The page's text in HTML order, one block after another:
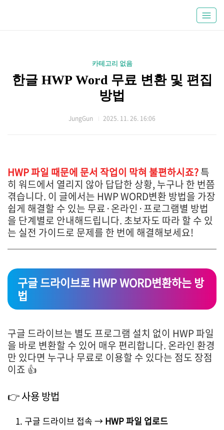
카테고리 없음
한글 HWP Word 무료 변환 및 편집
방법
JungGun 2025. 11. 26. 16:06
HWP 파일 때문에 문서 작업이 막혀 불편하시죠?특
히 워드에서 열리지 않아 답답한 상황, 누구나 한 번쯤
겪습니다. 이 글에서는 HWP WORD변환 방법을 가장
쉽게 해결할 수 있는 무료·온라인·프로그램별 방법
을 단계별로 안내해드립니다. 초보자도 따라 할 수 있
는 실전 가이드로 문제를 한 번에 해결해보세요!
구글 드라이브로 HWP WORD변환하는 방
법
구글 드라이브는 별도 프로그램 설치 없이 HWP 파일
을 바로 변환할 수 있어 매우 편리합니다. 온라인 환경
만 있다면 누구나 무료로 이용할 수 있다는 점도 장점
이죠 👍
👉 사용 방법
구글 드라이브 접속 → HWP 파일 업로드